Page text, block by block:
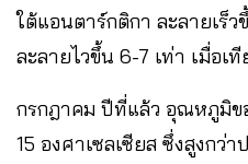
ใต้แอนตาร์กติกา ละลายเร็
ละลายไวขึ้น 6-7 เท่า เมื่อเ
กรกฎาคม ปีที่แล้ว อุณหภูมิข
15 องศาเซลเซียส ซึ่งสูงกว่